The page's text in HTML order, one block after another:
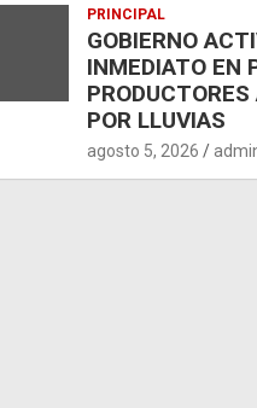
PRINCIPAL
GOBIERNO
INMEDIATO EN
POR LLUVIAS
agosto 5, 2026